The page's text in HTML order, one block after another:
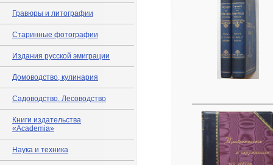
Гравюры и литографии
Старинные фотографии
Издания русской эмиграции
Домоводство, кулинария
Садоводство. Лесоводство
Книги издательства
«Academia»
Наука и техника